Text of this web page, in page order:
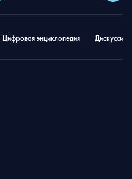
Цифровая энциклопедия